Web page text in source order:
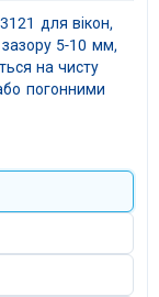
для вікон,
5-10 мм,
на чисту
погонними